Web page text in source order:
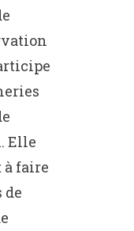
Elle
à faire
de